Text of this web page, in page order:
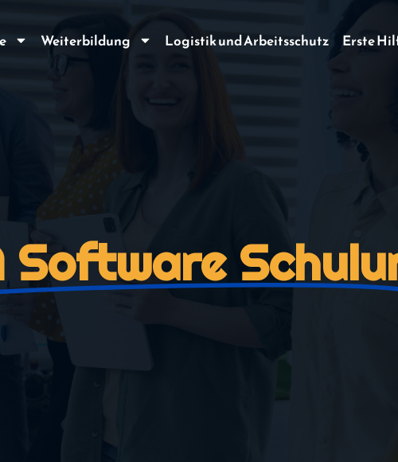
Weiterbildung Logistik und Arbeitsschutz Erste
Software